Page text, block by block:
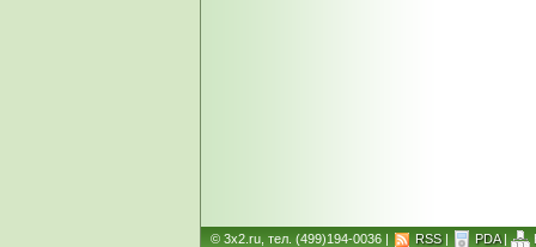
© 3x2.ru, тел. (499)194-0036 | RSS| PDA|